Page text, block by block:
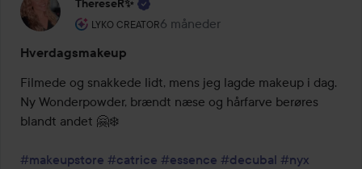
ThereseR✨
LYKO CREATOR
Brugerens rolle: Lyko Creator.
6 måneder
Posten blev oprettet 6 måneder
Hverdagsmakeup
Filmede og snakkede lidt, mens jeg lagde makeup i dag.
Ny Wonderpowder, brændt næse og hårfarve berøres
blandt andet 🤗❄️
#makeupstore #catrice #essence #decubal #nyx